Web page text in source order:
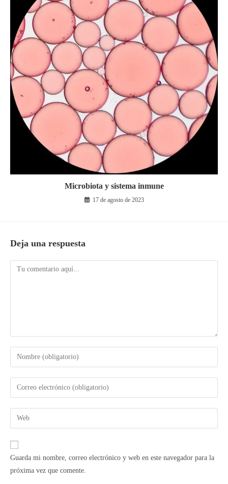
Microbiota y sistema inmune
17 de agosto de 2023
Deja una respuesta
Guarda mi nombre, correo electrónico y web en este navegador para la
próxima vez que comente.